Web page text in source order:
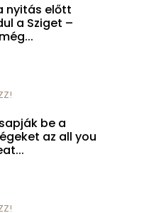
nyitás előtt
a Sziget –
be a
az all you